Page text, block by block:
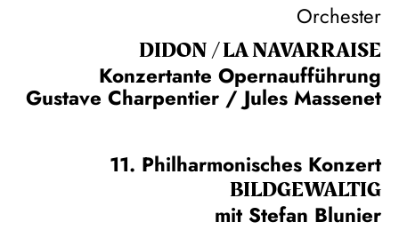
Orchester
DIDON / LA NAVAR­RAISE
Konzertante Opernaufführung
Gustave Charpentier / Jules Massenet
11. Philharmonisches Konzert
BILDGEWALTIG
mit Stefan Blunier